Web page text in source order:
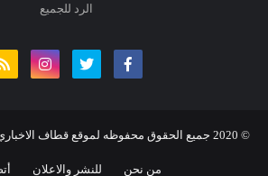
الرد للجميع
© 20
20 جميع الحقوق محفوظه لموقع قطاف
من نحن للنشر والاعلان